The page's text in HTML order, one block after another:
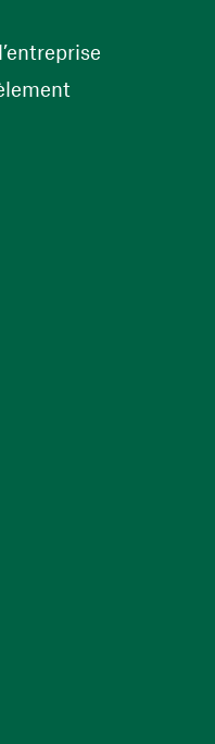
une nouvelle fenêtre)
une nouvelle
nouvelle fenêtre)
nouvelle fenêtre)